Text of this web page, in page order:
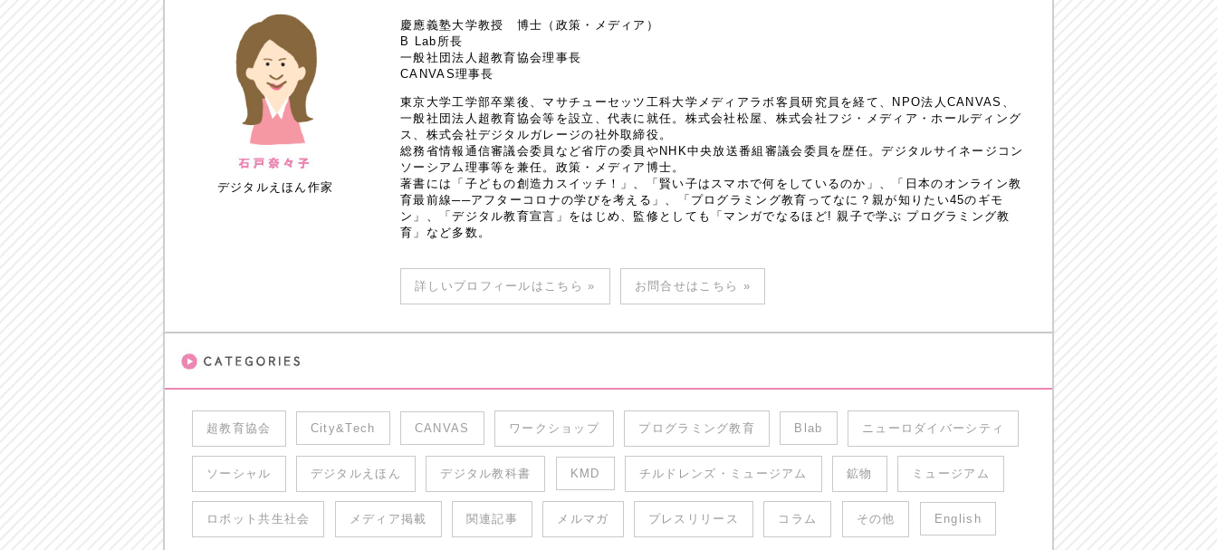
デジタルえほん作家
慶應義塾大学教授 博士（政策・メディア）
B Lab所長
一般社団法人超教育協会理事長
CANVAS理事長
東京大学工学部卒業後、マサチューセッツ工科大学メディアラボ客員研究員を経て、NPO法人CANVAS、
一般社団法人超教育協会等を設立、代表に就任。株式会社松屋、株式会社フジ・メディア・ホールディング
ス、株式会社デジタルガレージの社外取締役。
総務省情報通信審議会委員など省庁の委員やNHK中央放送番組審議会委員を歴任。デジタルサイネージコン
ソーシアム理事等を兼任。政策・メディア博士。
著書には「子どもの創造力スイッチ！」、「賢い子はスマホで何をしているのか」、「日本のオンライン教
育最前線──アフターコロナの学びを考える」、「プログラミング教育ってなに？親が知りたい45のギモ
ン」、「デジタル教育宣言」をはじめ、監修としても「マンガでなるほど! 親子で学ぶ プログラミング教
育」など多数。
詳しいプロフィールはこちら » お問合せはこちら »
超教育協会 City&Tech CANVAS ワークショップ プログラミング教育 Blab ニューロダイバーシティ
ソーシャル デジタルえほん デジタル教科書 KMD チルドレンズ・ミュージアム 鉱物 ミュージアム
ロボット共生社会 メディア掲載 関連記事 メルマガ プレスリリース コラム その他 English